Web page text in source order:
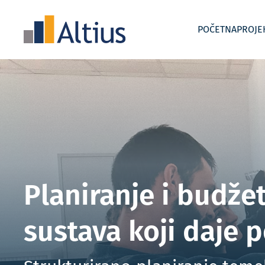
POČETNA
Uvođenje i razvoj kontrolinga Interim
Akademije
Planiranje i
sustava koji daje